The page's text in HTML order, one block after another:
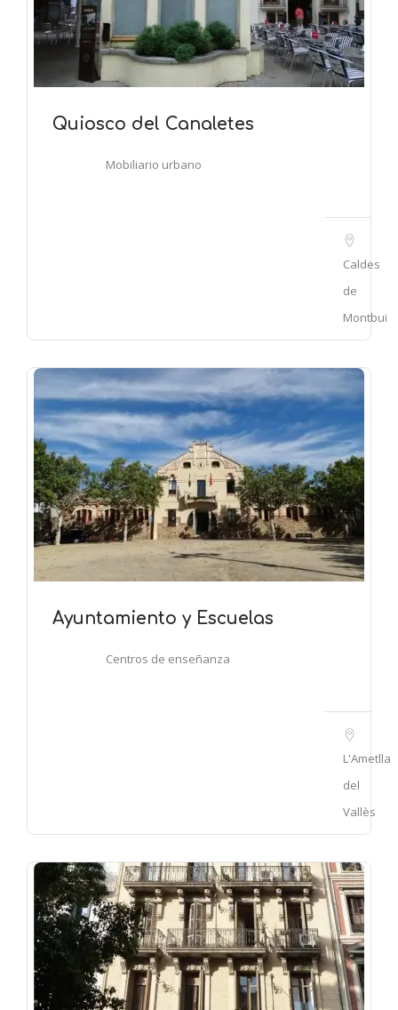
Quiosco del Canaletes
Mobiliario urbano
Caldes
de
Montbui
Ayuntamiento y Escuelas
Centros de enseñanza
L'Ametlla
del
Vallès